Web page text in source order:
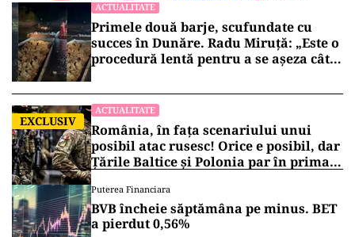
ACTUALITATE
Primele două barje, scufundate cu
succes în Dunăre. Radu Miruță: „Este o
procedură lentă pentru a se așeza cât
EXCLUSIV
ACTUALITATE
România, în fața scenariului unui
posibil atac rusesc! Orice e posibil, dar
Țările Baltice și Polonia par în prima
Puterea Financiara
BVB încheie săptămâna pe minus. BET
a pierdut 0,56%